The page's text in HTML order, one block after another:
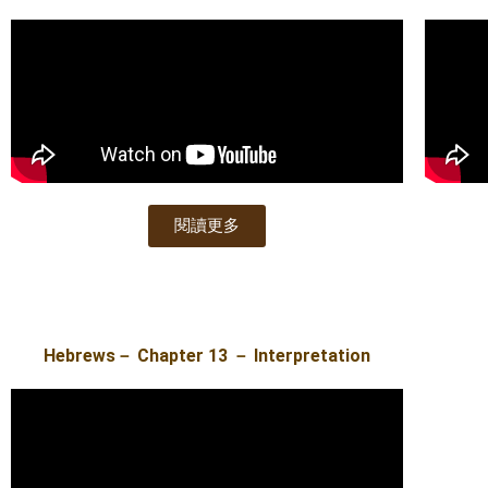
閱讀更多
Hebrews－ Chapter 13 － Interpretation